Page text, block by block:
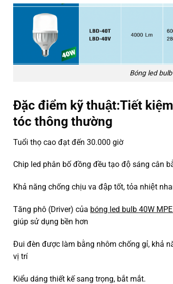
Bóng led
Đặc điểm kỹ thuật:Tiết
tóc thông thường
Tuổi thọ cao đạt đến 30.000 giờ
Chip led phân bố đồng đều tạo độ sáng cân
Khả năng chống chịu va đập tốt, tỏa nhiệt
Tăng phô (Driver) của bóng led bulb 40W
giúp sử dụng bền hơn
Đui đèn được làm bằng nhôm chống gỉ, khả
vị trí
Kiểu dáng thiết kế sang trọng, bắt mắt.